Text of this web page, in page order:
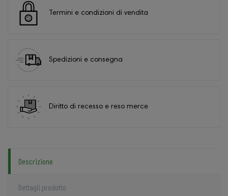
Termini e condizioni di vendita
Spedizioni e consegna
Diritto di recesso e reso merce
Descrizione
Dettagli prodotto